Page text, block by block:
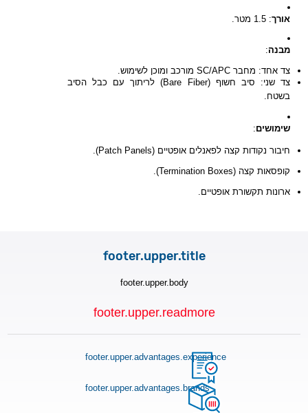
אורך: 1.5 מטר.
מבנה:
צד אחד: מחבר SC/APC מורכב ומוכן לשימוש.
צד שני: סיב חשוף (Bare Fiber) לריתוך עם כבל הסיב
בשטח.
שימושים:
חיבור נקודות קצה לפאנלים אופטיים (Patch Panels).
קופסאות קצה (Termination Boxes).
ארונות תקשורת אופטיים.
footer.upper.title
footer.upper.body
footer.upper.readmore
footer.upper.advantages.experience
footer.upper.advantages.brands